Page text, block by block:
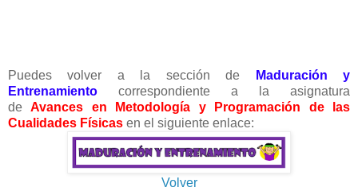
Puedes volver a la sección de
Maduración y
Entrenamiento correspondiente a la asignatura
deAvances en Metodología y Programación de las
Cualidades Físicas en el siguiente enlace:
Volver